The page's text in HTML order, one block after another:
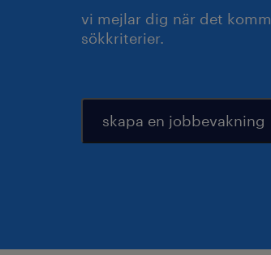
vi mejlar dig när det
sökkriterier.
skapa en jobbevakning